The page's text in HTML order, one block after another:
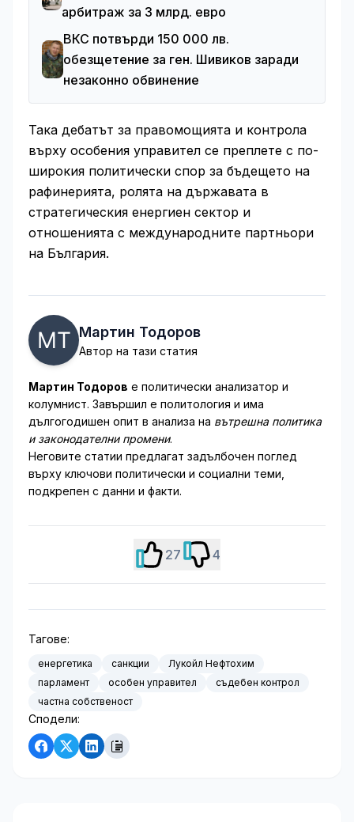
арбитраж за 3 млрд. евро
ВКС потвърди 150 000 лв.
обезщетение за ген. Шивиков заради
незаконно обвинение
Така дебатът за правомощията и контрола
върху особения управител се преплете с по-
широкия политически спор за бъдещето на
рафинерията, ролята на държавата в
стратегическия енергиен сектор и
отношенията с международните партньори
на България.
Мартин Тодоров
Автор на тази статия
Мартин Тодоров е политически анализатор и
колумнист. Завършил е политология и има
дългогодишен опит в анализа на вътрешна политика
и законодателни промени.
Неговите статии предлагат задълбочен поглед
върху ключови политически и социални теми,
подкрепен с данни и факти.
27 4
Тагове:
енергетика санкции
Лукойл Нефтохим
парламент
особен управител
съдебен контрол
частна собственост
Сподели: